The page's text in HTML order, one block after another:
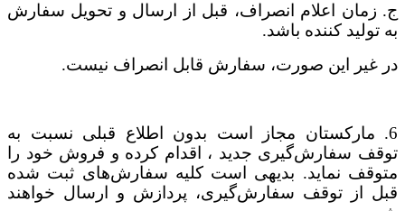
ج. زمان اعلام انصراف، قبل از ارسال و تحویل سفارش
به تولید کننده باشد.
در غیر این صورت، سفارش قابل انصراف نیست.
6. مارکستان مجاز است بدون اطلاع قبلی نسبت به
توقف سفارش‌‏گیری جدید ، اقدام کرده و فروش خود را
متوقف نماید. بدیهی است کلیه سفارش‌‏های ثبت شده
قبل از توقف سفارش‌‏گیری، پردازش و ارسال خواهند